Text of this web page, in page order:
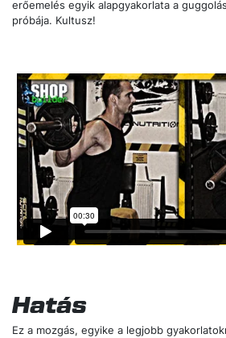
erőemelés egyik alapgyakorlata a
próbája. Kultusz!
Hatás
Ez a mozgás, egyike a legjobb